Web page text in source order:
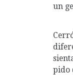
un
pido